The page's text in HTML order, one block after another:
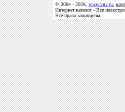
© 2004 - 2026, www.vnv.ru
Интернет каталог - Все
Все права защищены.